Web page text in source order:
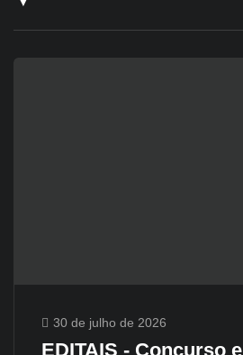
30 de julho de 2026
EDITAIS - Concurso e